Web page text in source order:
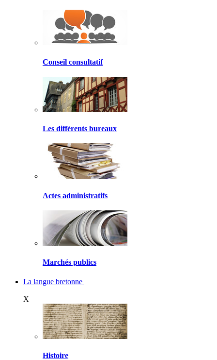
Conseil consultatif
Les différents bureaux
Actes administratifs
Marchés publics
La langue bretonne
X
Histoire